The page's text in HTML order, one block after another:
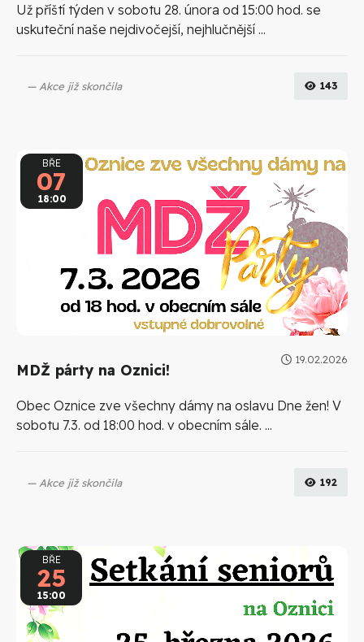
Už příští týden v sobotu 28. února od 15:00 hod. se
uskuteční naše nejdivočejší, nejhlučnější ...
Akce již skončila 143
BŘE
07
18:00
19.02.2026
MDŽ párty na Oznici!
Obec Oznice zve všechny dámy na oslavu Dne žen! V
sobotu 7.3. od 18:00 hod. v obecním sále. ...
Akce již skončila 192
BŘE
25
15:00